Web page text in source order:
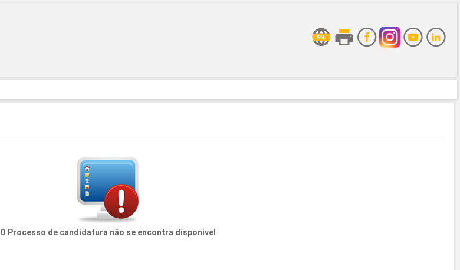
O Processo de candidatura não se encontra disponível